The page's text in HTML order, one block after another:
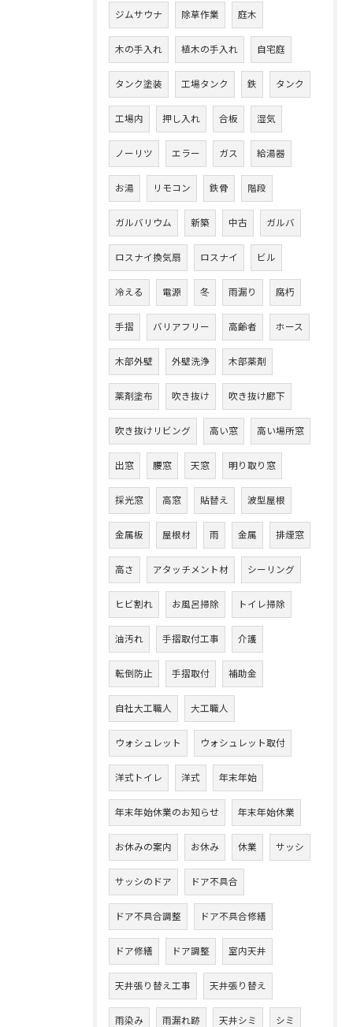
ジムサウナ 除草作業 庭木
木の手入れ 植木の手入れ 自宅庭
タンク塗装 工場タンク 鉄 タンク
工場内 押し入れ 合板 湿気
ノーリツ エラー ガス 給湯器
お湯 リモコン 鉄骨 階段
ガルバリウム 新築 中古 ガルバ
ロスナイ換気扇 ロスナイ ビル
冷える 電源 冬 雨漏り 腐朽
手摺 バリアフリー 高齢者 ホース
木部外壁 外壁洗浄 木部薬剤
薬剤塗布 吹き抜け 吹き抜け廊下
吹き抜けリビング 高い窓 高い場所窓
出窓 腰窓 天窓 明り取り窓
採光窓 高窓 貼替え 波型屋根
金属板 屋根材 雨 金属 排煙窓
高さ アタッチメント材 シーリング
ヒビ割れ お風呂掃除 トイレ掃除
油汚れ 手摺取付工事 介護
転倒防止 手摺取付 補助金
自社大工職人 大工職人
ウォシュレット ウォシュレット取付
洋式トイレ 洋式 年末年始
年末年始休業のお知らせ 年末年始休業
お休みの案内 お休み 休業 サッシ
サッシのドア ドア不具合
ドア不具合調整 ドア不具合修繕
ドア修繕 ドア調整 室内天井
天井張り替え工事 天井張り替え
雨染み 雨漏れ跡 天井シミ シミ